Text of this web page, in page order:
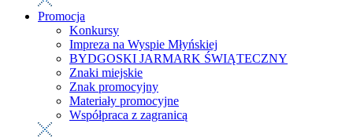
Promocja
Konkursy
Impreza na Wyspie Młyńskiej
BYDGOSKI JARMARK ŚWIĄTECZNY
Znaki miejskie
Znak promocyjny
Materiały promocyjne
Współpraca z zagranicą